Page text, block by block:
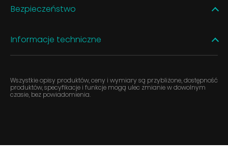
Bezpieczeństwo
Informacje techniczne
Wszystkie opisy produktów, ceny i wymiary są przybliżone, dostępność
produktów, specyfikacje i funkcje mogą ulec zmianie w dowolnym
czasie, bez powiadomienia.